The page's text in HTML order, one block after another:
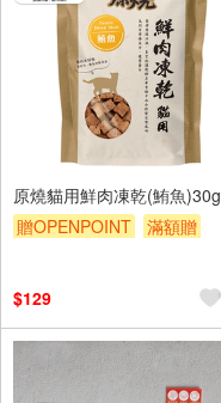
原燒貓用鮮肉凍乾(鮪魚)30g
贈OPENPOINT
滿額贈
$129